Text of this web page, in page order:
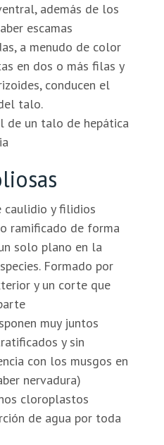
además de los
escamas
a menudo de color
en dos o más filas y
conducen el
talo.
de un talo de hepática
caulidio y filidios
ramificado de forma
solo plano en la
Formado por
y un corte que
muy juntos
y sin
con los musgos en
nervadura)
cloroplastos
de agua por toda